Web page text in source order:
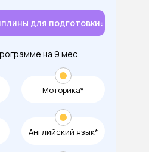
для подготовки:
Моторика*
Английский язык*
на 9 мес.